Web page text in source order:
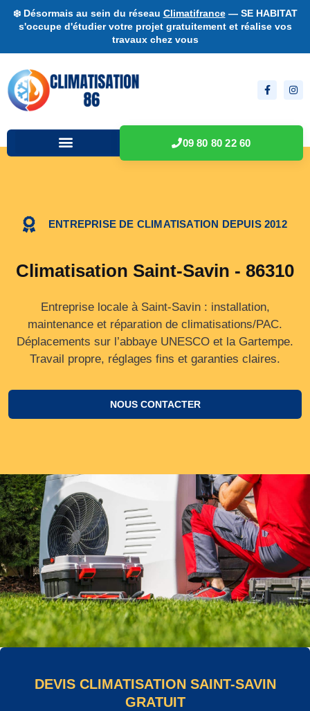
❄️ Désormais au sein du réseau Climatifrance— SE HABITAT
s'occupe d'étudier votre projet gratuitement et réalise vos
travaux chez vous
09 80 80 22 60
ENTREPRISE DE CLIMATISATION DEPUIS 2012
Climatisation Saint-Savin - 86310
Entreprise locale à Saint-Savin : installation,
maintenance et réparation de climatisations/PAC.
Déplacements sur l’abbaye UNESCO et la Gartempe.
Travail propre, réglages fins et garanties claires.
NOUS CONTACTER
DEVIS CLIMATISATION SAINT-SAVIN
GRATUIT